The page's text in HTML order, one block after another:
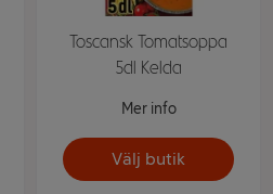
Toscansk Tomatsoppa
5dl Kelda
Mer info
Välj butik